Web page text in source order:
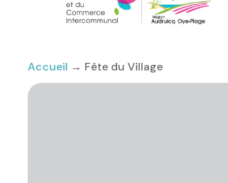
Accueil → Fête du Village